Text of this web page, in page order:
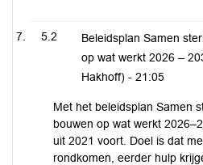
5.2
Beleidsplan Samen
op wat werkt 2026 –
Hakhoff) - 21:05
Met het beleidsplan Samen
bouwen op wat werkt
uit 2021 voort. Doel is dat
rondkomen, eerder hulp